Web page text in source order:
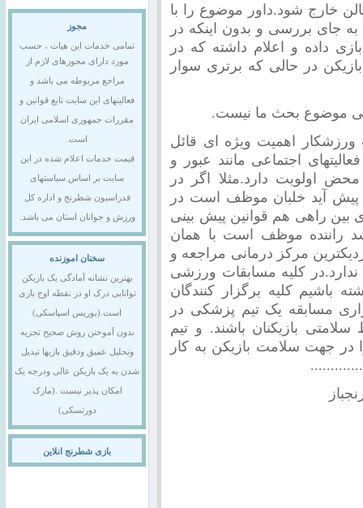
خارج شود.داور موضوع را با
جای بررسی و بدون اینکه در
داده و اعلام داشته که در
در حالی که برتری سوار
موضوع بحث ما نیست.
ورزشکار اهمیت ویژه ای قائل
اجتماعی مانند عبور و
اولویت دارد.مثلا اگر در
پیش آید خلبان موظف است در
بین راهی هم قوانین پیش بینی
راننده موظف است با همان
مرکز درمانی مراجعه و
کلیه مسابقات ورزشی
باشیم کلیه برگزار کنندگان
مسابقه یک تیم پزشکی در
بازیکنان باشند. و تیم
در جهت سلامت بازیکن به کار
مجوز
تمامی خدمات این هیات ، حسب
مورد دارای مجوزهای لازم از
مراجع مربوطه می باشد و
فعالیتهای این سایت تابع قوانین و
مقررات جمهوری اسلامی ایران
است.
قیمت خدمات اعلام شده در این
سایت بر اساس سیاستهای
فدراسیون شطرنج و اداره کل
ورزش و جوانان استان می باشد.
سخنان اموزنده
بهترین نشانه آمادگی یک بازیکن
توانایی درک او در نقطه اوج بازی
است.(بوریس اسپاسکی)
بدون آموختن روش صحیح تجزیه
وتحلیل عمیق ودقیق بازیها تبدیل
شدن به یک بازیکن عالی ودرجه یک
امکان پذیر نیست .(مارک
دورتسکی)
بازی شطرنج انلاین